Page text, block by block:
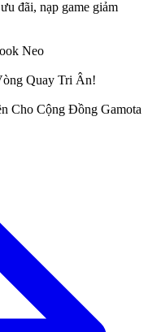
đãi, nạp game giảm
Neo
Quay Tri Ân!
Cho Cộng Đồng Gamota